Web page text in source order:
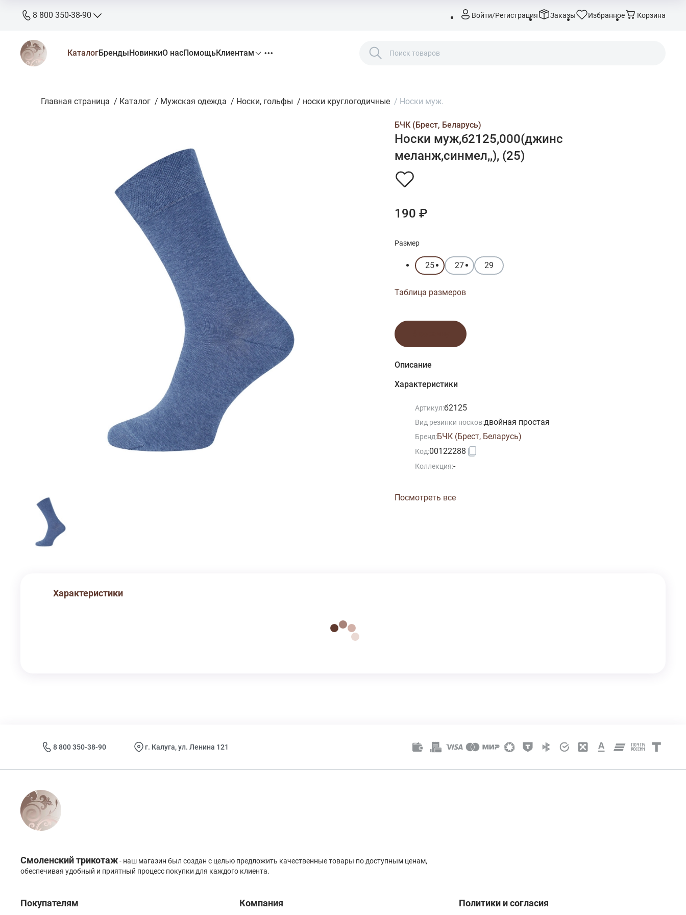
8 800 350-38-90
бесплатно
zakaz@stkaluga.ru
Войти/Регистрация Заказы Избранное Корзина
КаталогБрендыНовинкиО насПомощьКлиентам
Главная страница / Каталог / Мужская одежда / Носки, гольфы / носки круглогодичные / Носки муж.
БЧК (Брест, Беларусь)
Носки муж,б2125,000(джинс
меланж,синмел,,), (25)
190 ₽
Размер
25 27 29
Таблица размеров
Описание
Характеристики
Артикул:б2125
Вид резинки носков:двойная простая
Бренд:БЧК (Брест, Беларусь)
Код:00122288
Коллекция:-
Посмотреть все
Характеристики
8 800 350-38-90 г. Калуга, ул. Ленина 121
Смоленский трикотаж- наш магазин был создан с целью предложить качественные товары по доступным ценам,
обеспечивая удобный и приятный процесс покупки для каждого клиента.
Покупателям Компания Политики и согласия